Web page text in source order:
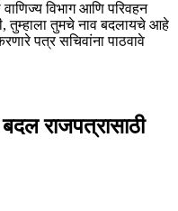
विभाग आणि परिवहन
तुम्हाला तुमचे नाव बदलायचे आहे
पत्र सचिवांना पाठवावे
राजपत्रासाठी